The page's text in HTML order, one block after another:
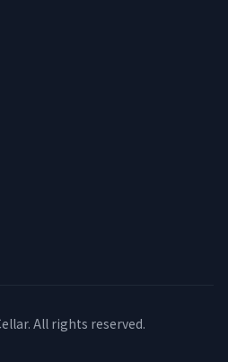
All rights reserved.